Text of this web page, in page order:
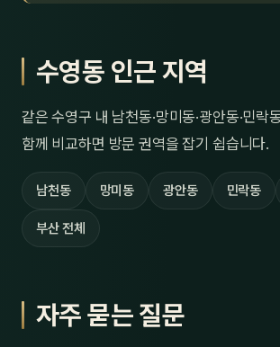
수영동 인근 지역
같은 수영구 내 남천동·망미동·광안동·민락
함께 비교하면 방문 권역을 잡기 쉽습니다.
남천동 망미동 광안동 민락동
부산 전체
자주 묻는 질문